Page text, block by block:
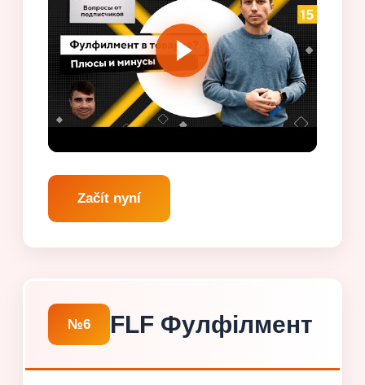
Začít nyní
№6 FLF Фулфілмент